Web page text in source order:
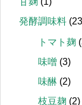
発酵調味料
トマト麹
味噌 (3)
味醂 (2)
枝豆麹 (2)